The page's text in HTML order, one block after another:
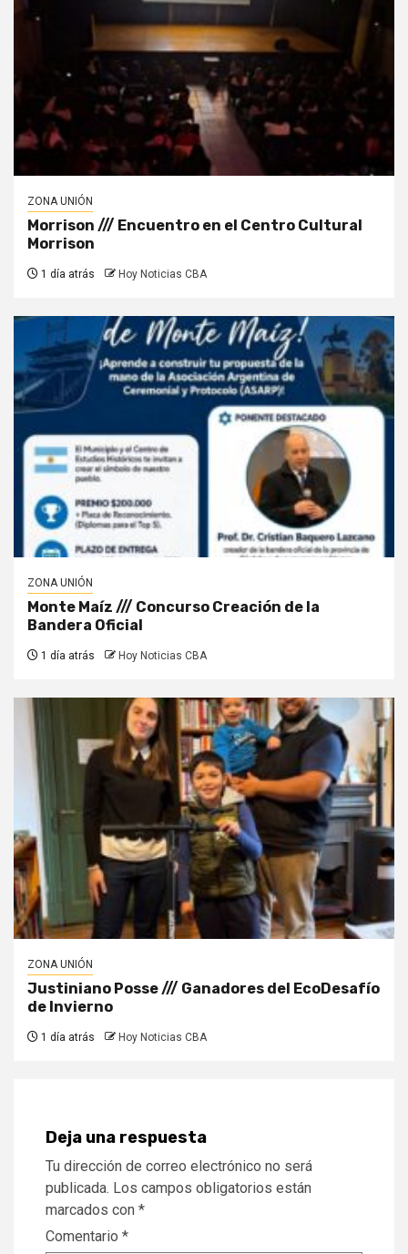
ZONA UNIÓN
Morrison /// Encuentro en el Centro Cultural
Morrison
1 día atrás Hoy Noticias CBA
ZONA UNIÓN
Monte Maíz /// Concurso Creación de la
Bandera Oficial
1 día atrás Hoy Noticias CBA
ZONA UNIÓN
Justiniano Posse /// Ganadores del EcoDesafío
de Invierno
1 día atrás Hoy Noticias CBA
Deja una respuesta
Tu dirección de correo electrónico no será
publicada. Los campos obligatorios están
marcados con *
Comentario *